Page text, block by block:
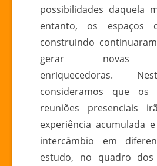
possibilidades daquela
entanto, os espaços
construindo
gerar novas
enriquecedoras.
consideramos que os
reuniões presenciais
experiência acumulada
intercâmbio em
estudo, no quadro dos